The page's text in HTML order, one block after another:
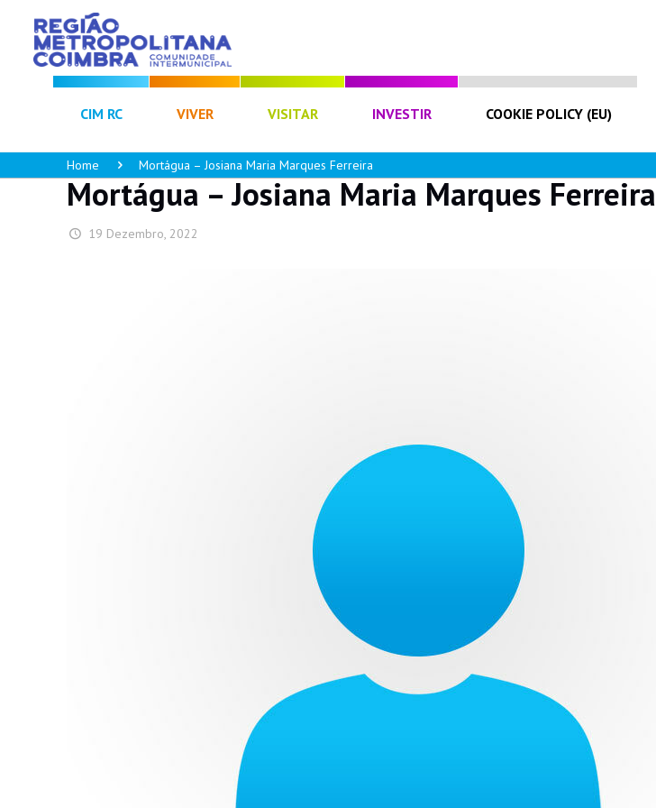
CIM RC VIVER VISITAR INVESTIR COOKIE POLICY (EU)
Home Mortágua – Josiana Maria Marques Ferreira
Mortágua – Josiana Maria Marques Ferreira
19 Dezembro, 2022